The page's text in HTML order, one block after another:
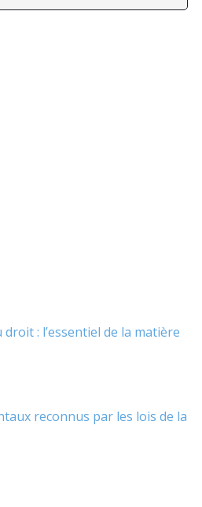
: l’essentiel de la matière
reconnus par les lois de la